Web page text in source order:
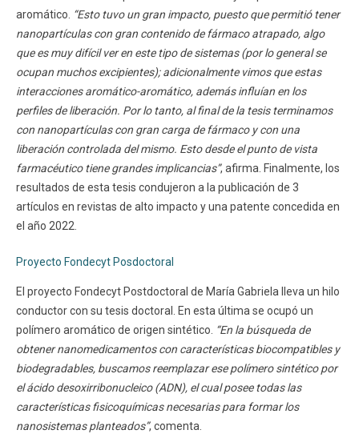
aromático. “Esto tuvo un gran impacto, puesto que permitió tener
nanopartículas con gran contenido de fármaco atrapado, algo
que es muy difícil ver en este tipo de sistemas (por lo general se
ocupan muchos excipientes); adicionalmente vimos que estas
interacciones aromático-aromático, además influían en los
perfiles de liberación. Por lo tanto, al final de la tesis terminamos
con nanopartículas con gran carga de fármaco y con una
liberación controlada del mismo. Esto desde el punto de vista
farmacéutico tiene grandes implicancias”, afirma. Finalmente, los
resultados de esta tesis condujeron a la publicación de 3
artículos en revistas de alto impacto y una patente concedida en
el año 2022.
Proyecto Fondecyt Posdoctoral
El proyecto Fondecyt Postdoctoral de María Gabriela lleva un hilo
conductor con su tesis doctoral. En esta última se ocupó un
polímero aromático de origen sintético. “En la búsqueda de
obtener nanomedicamentos con características biocompatibles y
biodegradables, buscamos reemplazar ese polímero sintético por
el ácido desoxirribonucleico (ADN), el cual posee todas las
características fisicoquímicas necesarias para formar los
nanosistemas planteados”, comenta.